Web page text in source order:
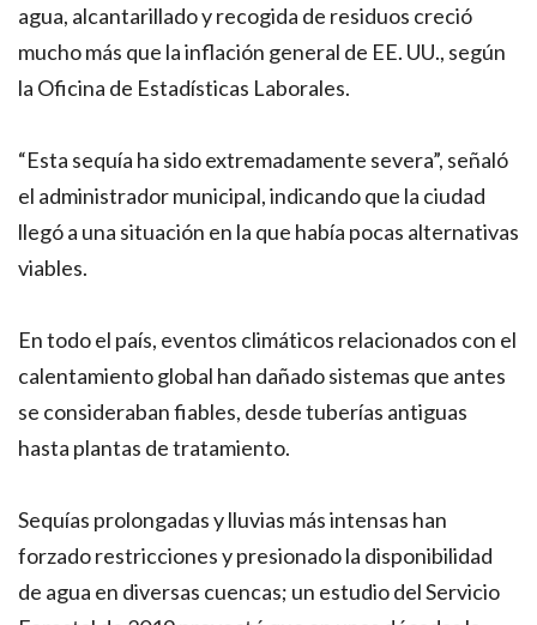
agua, alcantarillado y recogida de residuos creció
mucho más que la inflación general de EE. UU., según
la Oficina de Estadísticas Laborales.
“Esta sequía ha sido extremadamente severa”, señaló
el administrador municipal, indicando que la ciudad
llegó a una situación en la que había pocas alternativas
viables.
En todo el país, eventos climáticos relacionados con el
calentamiento global han dañado sistemas que antes
se consideraban fiables, desde tuberías antiguas
hasta plantas de tratamiento.
Sequías prolongadas y lluvias más intensas han
forzado restricciones y presionado la disponibilidad
de agua en diversas cuencas; un estudio del Servicio